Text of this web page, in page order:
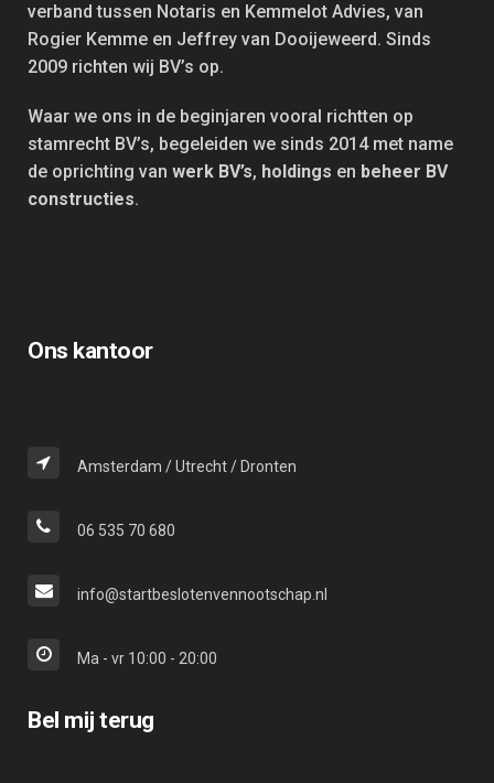
verband tussen Notaris en Kemmelot Advies, van
Rogier Kemme en Jeffrey van Dooijeweerd. Sinds
2009 richten wij BV’s op.
Waar we ons in de beginjaren vooral richtten op
stamrecht BV’s, begeleiden we sinds 2014 met name
de oprichting van werk BV’s, holdings en beheer BV
constructies.
Ons kantoor
Amsterdam / Utrecht / Dronten
06 535 70 680
info@startbeslotenvennootschap.nl
Ma - vr 10:00 - 20:00
Bel mij terug